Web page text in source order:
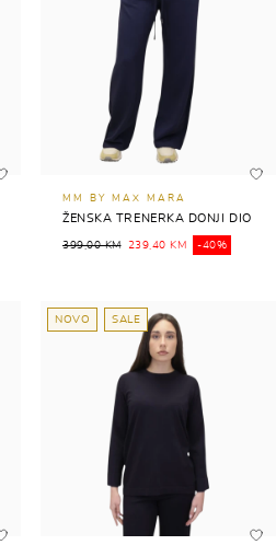
MM BY MAX MARA
ŽENSKA TRENERKA DONJI DIO
399,00 KM 239,40 KM -40%
NOVO SALE